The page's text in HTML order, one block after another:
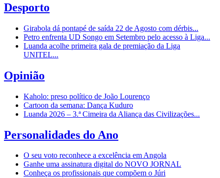
Desporto
Girabola dá pontapé de saída 22 de Agosto com dérbis...
Petro enfrenta UD Songo em Setembro pelo acesso à Liga...
Luanda acolhe primeira gala de premiação da Liga
UNITEL...
Opinião
Kaholo: preso político de João Lourenço
Cartoon da semana: Dança Kuduro
Luanda 2026 – 3.ª Cimeira da Aliança das Civilizações...
Personalidades do Ano
O seu voto reconhece a excelência em Angola
Ganhe uma assinatura digital do NOVO JORNAL
Conheça os profissionais que compõem o Júri